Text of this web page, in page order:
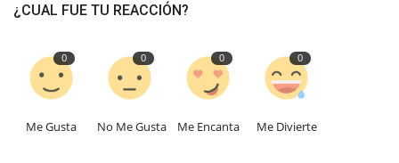
¿CUAL FUE TU REACCIÓN?
0
Me Gusta
0
No Me Gusta
0
Me Encanta
0
Me Divierte